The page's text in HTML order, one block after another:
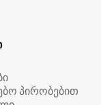
პირობებით